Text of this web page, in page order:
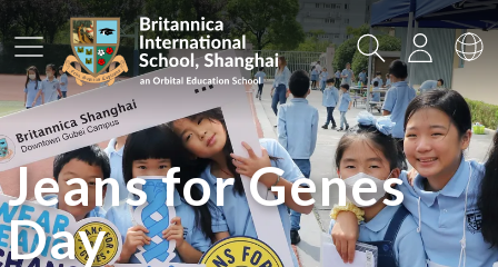
主菜单 搜索登录选
Jeans for Genes
Day